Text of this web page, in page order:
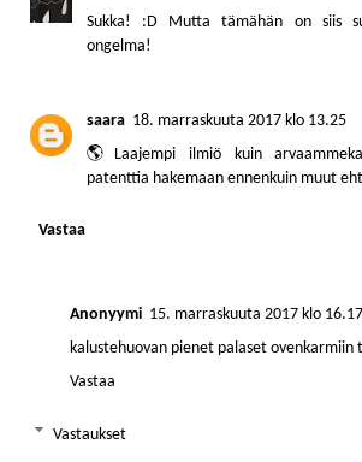
Sukka! :D Mutta tämähän on siis
ongelma!
saara 18. marraskuuta 2017 klo 13.25
🌎Laajempi ilmiö kuin
patenttia hakemaan ennenkuin muut
Vastaa
Anonyymi 15. marraskuuta 2017 klo 16.17
kalustehuovan pienet palaset ovenkarmiin
Vastaa
Vastaukset